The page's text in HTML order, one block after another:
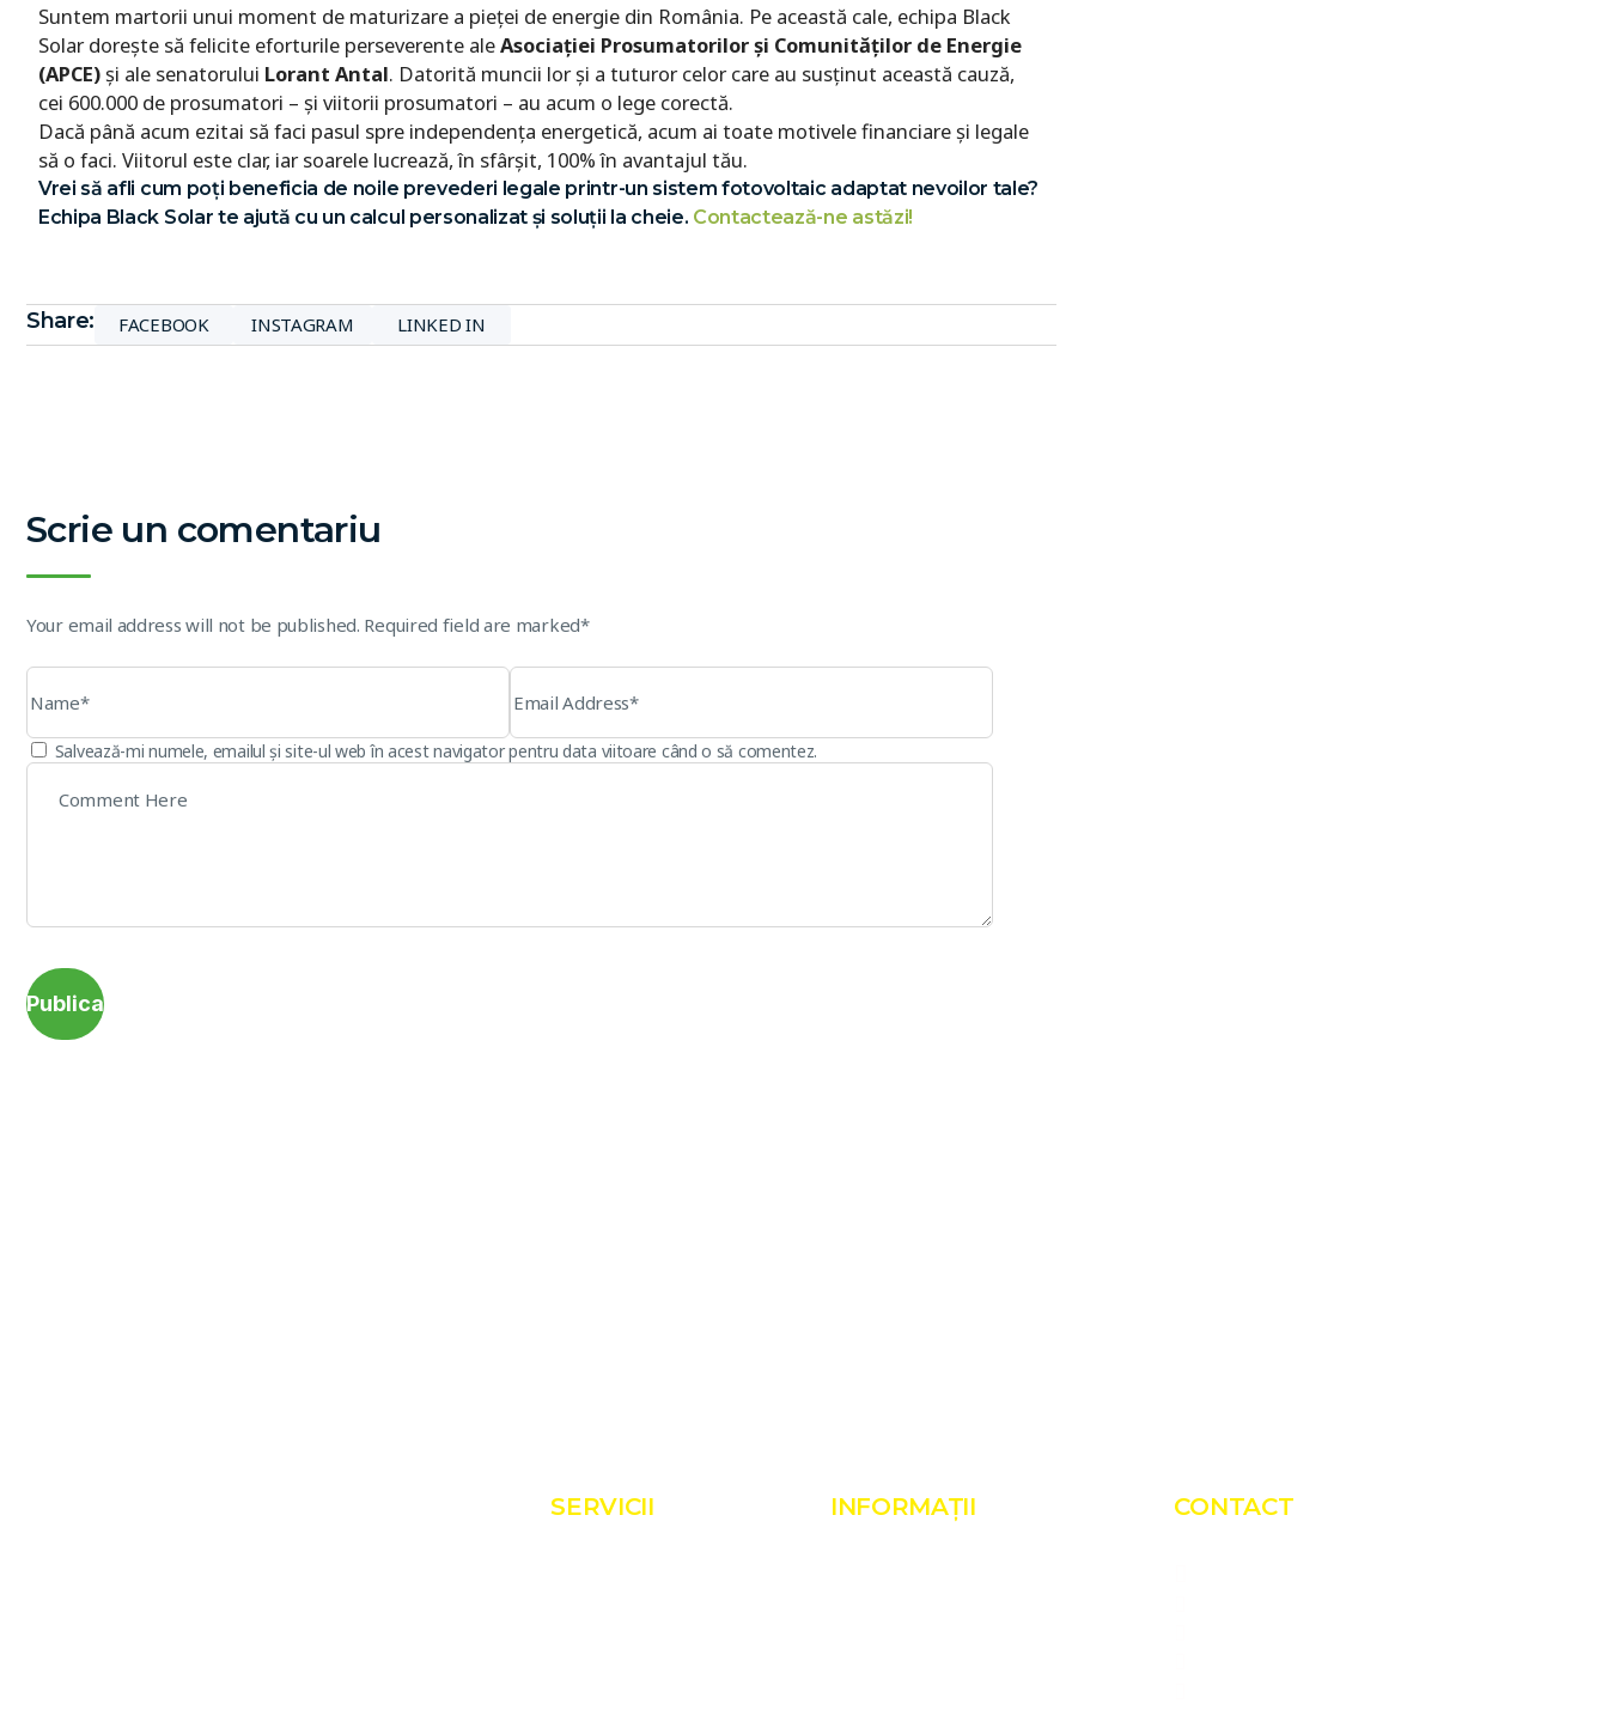
Suntem martorii unui moment de maturizare a pieței de energie din România. Pe această cale, echipa Black
Solar dorește să felicite eforturile perseverente aleAsociației Prosumatorilor și Comunităților de Energie
(APCE)și ale senatorului Lorant Antal. Datorită muncii lor și a tuturor celor care au susținut această cauză,
cei 600.000 de prosumatori – și viitorii prosumatori – au acum o lege corectă.
Dacă până acum ezitai să faci pasul spre independența energetică, acum ai toate motivele financiare și legale
să o faci. Viitorul este clar, iar soarele lucrează, în sfârșit, 100% în avantajul tău.
Vrei să afli cum poți beneficia de noile prevederi legale printr-un sistem fotovoltaic adaptat nevoilor tale?
Echipa Black Solar te ajută cu un calcul personalizat și soluții la cheie. Contactează-ne astăzi!
Share: FACEBOOK INSTAGRAM LINKED IN
Scrie un comentariu
Your email address will not be published. Required field are marked*
Salvează-mi numele, emailul și site-ul web în acest navigator pentru data viitoare când o să comentez.
Publica
SERVICII INFORMAȚII CONTACT